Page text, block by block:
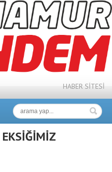
HABER SİTESİ